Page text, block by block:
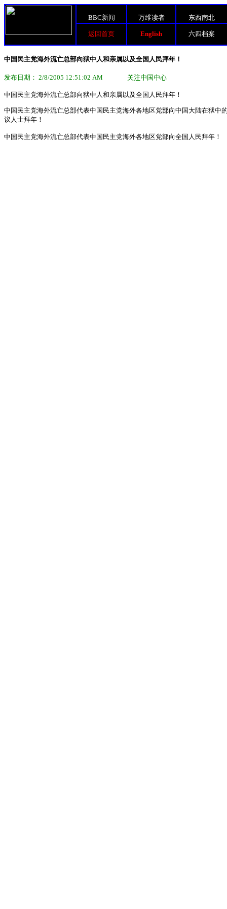
BBC新闻 万维读者 东西南北
返回首页 English 六四档案
中国民主党海外流亡总部向狱中人和亲属以及全国人民拜年！
发布日期： 2/8/2005 12:51:02 AM 关注中国中心
中国民主党海外流亡总部向狱中人和亲属以及全国人民拜年！
中国民主党海外流亡总部代表中国民主党海外各地区党部向中国大陆在狱
议人士拜年！
中国民主党海外流亡总部代表中国民主党海外各地区党部向全国人民拜年！